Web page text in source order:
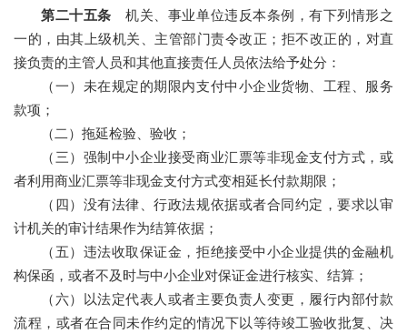
第二十五条 机关、事业单位违反本条例，有下列情形之
一的，由其上级机关、主管部门责令改正；拒不改正的，对直
接负责的主管人员和其他直接责任人员依法给予处分：
（一）未在规定的期限内支付中小企业货物、工程、服务
款项；
（二）拖延检验、验收；
（三）强制中小企业接受商业汇票等非现金支付方式，或
者利用商业汇票等非现金支付方式变相延长付款期限；
（四）没有法律、行政法规依据或者合同约定，要求以审
计机关的审计结果作为结算依据；
（五）违法收取保证金，拒绝接受中小企业提供的金融机
构保函，或者不及时与中小企业对保证金进行核实、结算；
（六）以法定代表人或者主要负责人变更，履行内部付款
流程，或者在合同未作约定的情况下以等待竣工验收批复、决